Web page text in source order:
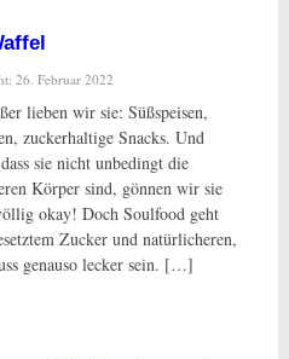
26. Februar 2022
lieben wir sie: Süßspeisen,
zuckerhaltige Snacks. Und
sie nicht unbedingt die
Körper sind, gönnen wir sie
okay! Doch Soulfood geht
Zucker und natürlicheren,
genauso lecker sein. […]